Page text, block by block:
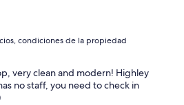
condiciones de la propiedad
very clean and modern! Highley
no staff, you need to check in